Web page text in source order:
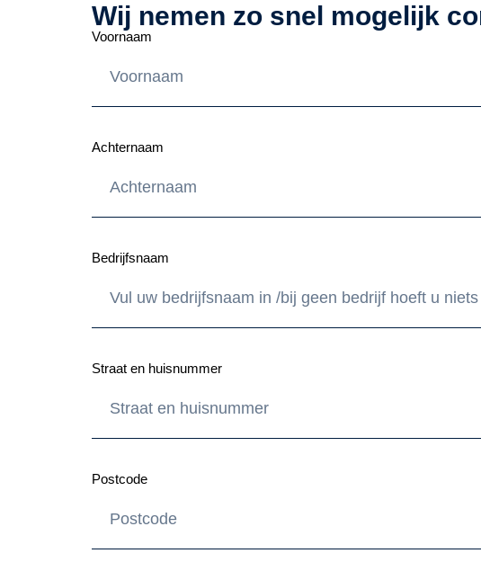
Wij nemen zo snel mogelijk
Voornaam
Achternaam
Bedrijfsnaam
Straat en huisnummer
Postcode